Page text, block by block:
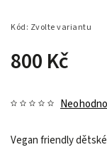
Kód: Zvolte variantu
800 Kč
Vegan friendly